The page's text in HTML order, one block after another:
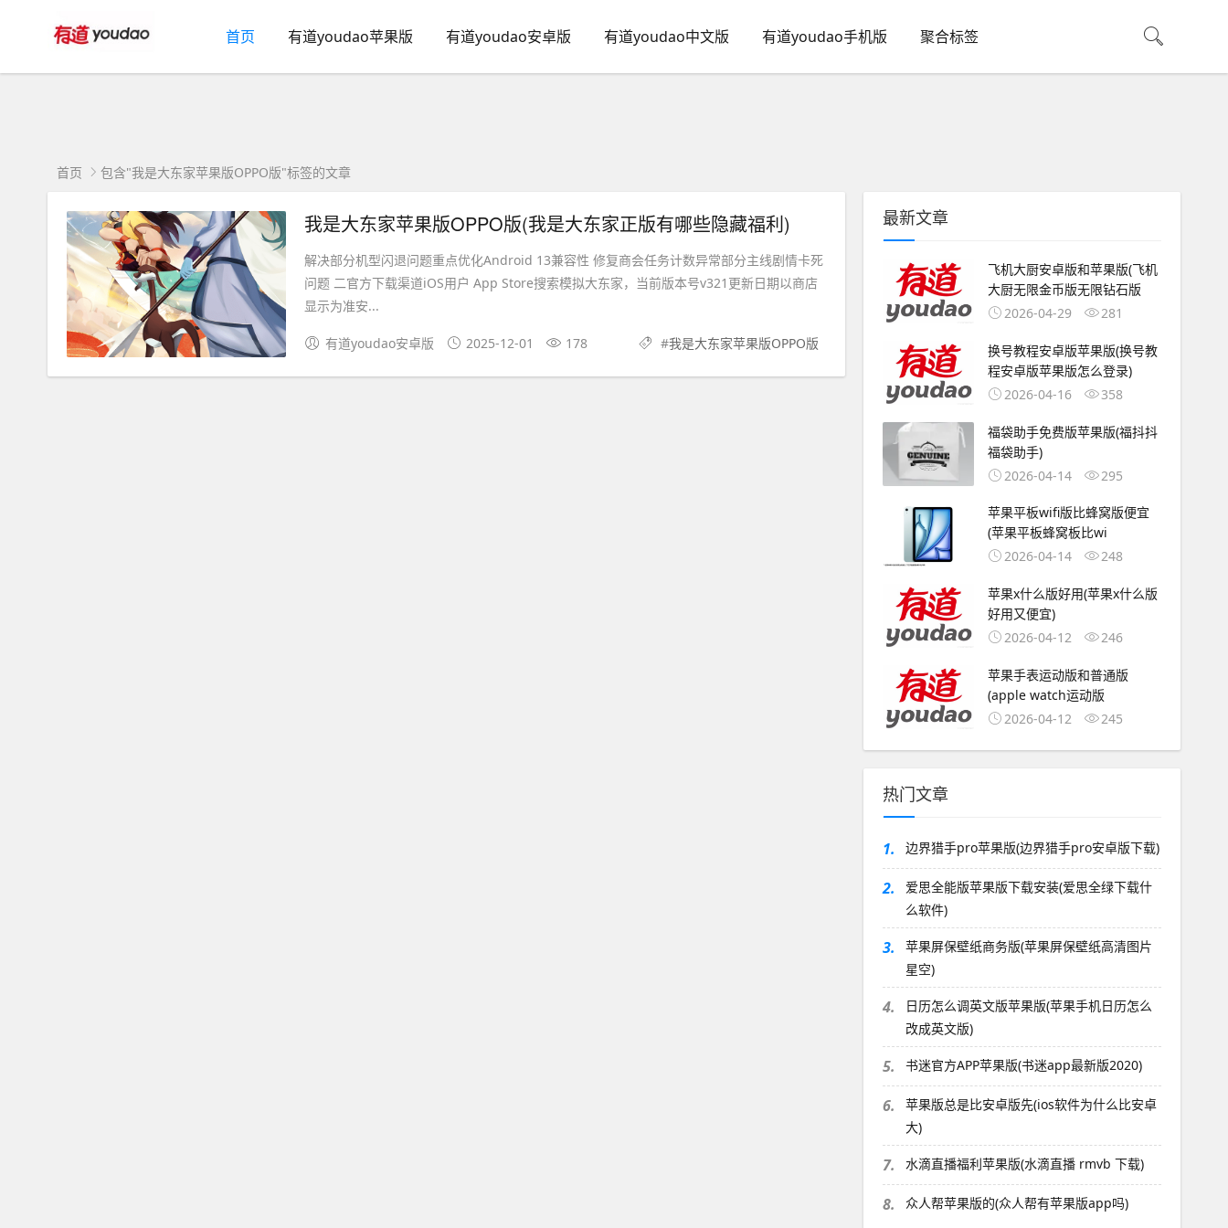
首页 有道youdao苹果版 有道youdao安卓版 有道youdao中文版 有道youdao手机版 聚合标签
首页 包含"我是大东家苹果版OPPO版"标签的文章
我是大东家苹果版OPPO版(我是大东家正版有哪些隐藏福利)
解决部分机型闪退问题重点优化Android 13兼容性 修复商会任务计数异常部分主线剧情卡死
问题 二官方下载渠道iOS用户 App Store搜索模拟大东家，当前版本号v321更新日期以商店
显示为准安...
有道youdao安卓版 2025-12-01 178 #我是大东家苹果版OPPO版
最新文章
飞机大厨安卓版和苹果版(飞机
大厨无限金币版无限钻石版
2026-04-29
281
换号教程安卓版苹果版(换号教
程安卓版苹果版怎么登录)
2026-04-16
358
福袋助手免费版苹果版(福抖抖
福袋助手)
2026-04-14
295
苹果平板wifi版比蜂窝版便宜
(苹果平板蜂窝板比wi
2026-04-14
248
苹果x什么版好用(苹果x什么版
好用又便宜)
2026-04-12
246
苹果手表运动版和普通版
(apple watch运动版
2026-04-12
245
热门文章
1. 边界猎手pro苹果版(边界猎手pro安卓版下载)
2.
爱思全能版苹果版下载安装(爱思全绿下载什
么软件)
3.
苹果屏保壁纸商务版(苹果屏保壁纸高清图片
星空)
4.
日历怎么调英文版苹果版(苹果手机日历怎么
改成英文版)
5. 书迷官方APP苹果版(书迷app最新版2020)
6.
苹果版总是比安卓版先(ios软件为什么比安卓
大)
7. 水滴直播福利苹果版(水滴直播 rmvb 下载)
8. 众人帮苹果版的(众人帮有苹果版app吗)